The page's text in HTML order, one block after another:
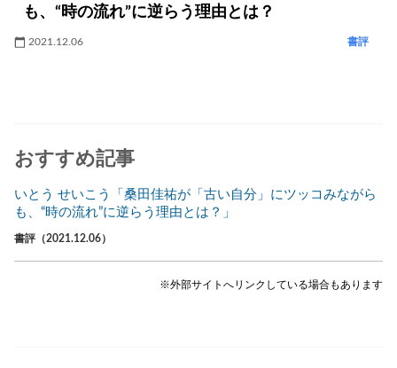
も、“時の流れ”に逆らう理由とは？
2021.12.06 書評
おすすめ記事
いとう せいこう「桑田佳祐が「古い自分」にツッコみながら
も、“時の流れ”に逆らう理由とは？」
書評（2021.12.06）
※外部サイトへリンクしている場合もあります